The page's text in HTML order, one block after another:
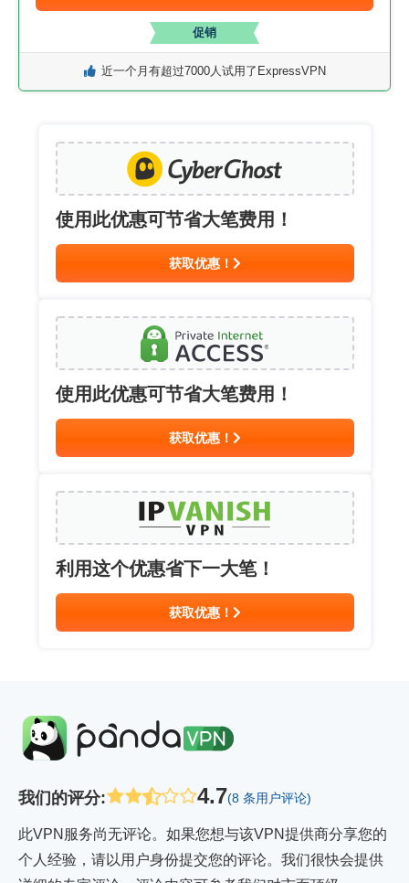
促销
近一个月有超过7000人试用了ExpressVPN
使用此优惠可节省大笔费用！
获取优惠！
使用此优惠可节省大笔费用！
获取优惠！
利用这个优惠省下一大笔！
获取优惠！
我们的评分: 4.7(8 条用户评论)
此VPN服务尚无评论。如果您想与该VPN提供商分享您的
个人经验，请以用户身份提交您的评论。我们很快会提供